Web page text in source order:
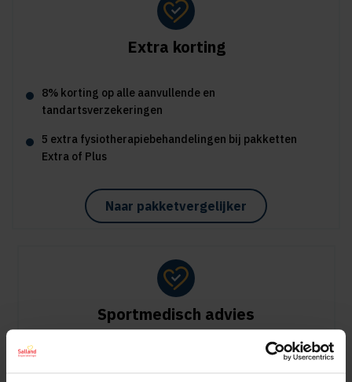
Extra korting
8% korting op alle aanvullende en
tandartsverzekeringen
5 extra fysiotherapiebehandelingen bij pakketten
Extra of Plus
Naar pakketvergelijker
Sportmedisch advies
Vergoeding tot €125 per kalenderjaar bij pakket Plus